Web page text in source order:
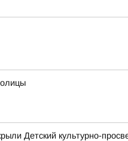
Детский культурно-